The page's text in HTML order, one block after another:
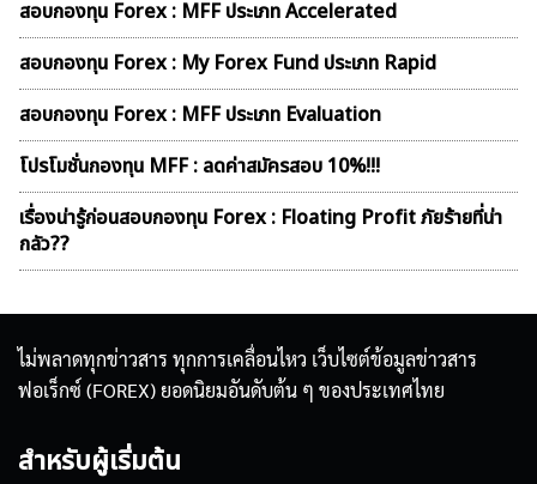
สอบกองทุน Forex : MFF ประเภท Accelerated
สอบกองทุน Forex : My Forex Fund ประเภท Rapid
สอบกองทุน Forex : MFF ประเภท Evaluation
โปรโมชั่นกองทุน MFF : ลดค่าสมัครสอบ 10%!!!
เรื่องน่ารู้ก่อนสอบกองทุน Forex : Floating Profit ภัยร้ายที่น่า
กลัว??
ไม่พลาดทุกข่าวสาร ทุกการเคลื่อนไหว เว็บไซต์ข้อมูลข่าวสาร
ฟอเร็กซ์ (FOREX) ยอดนิยมอันดับต้น ๆ ของประเทศไทย
สำหรับผู้เริ่มต้น